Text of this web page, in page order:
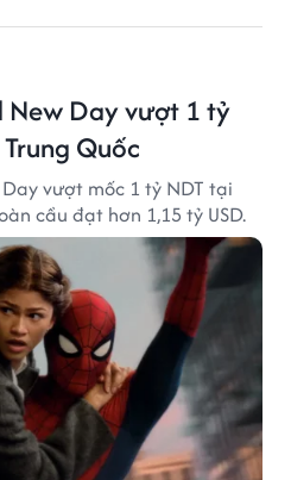
New Day vượt 1 tỷ
Quốc
vượt mốc 1 tỷ NDT tại
cầu đạt hơn 1,15 tỷ USD.